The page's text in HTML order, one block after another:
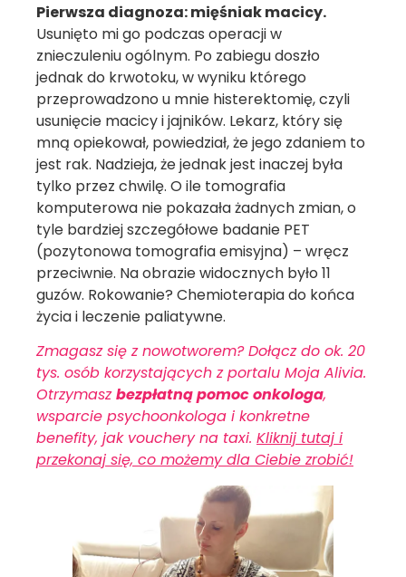
Pierwsza diagnoza: mięśniak macicy.
Usunięto mi go podczas operacji w
znieczuleniu ogólnym. Po zabiegu doszło
jednak do krwotoku, w wyniku którego
przeprowadzono u mnie histerektomię, czyli
usunięcie macicy i jajników. Lekarz, który się
mną opiekował, powiedział, że jego zdaniem to
jest rak. Nadzieja, że jednak jest inaczej była
tylko przez chwilę. O ile tomografia
komputerowa nie pokazała żadnych zmian, o
tyle bardziej szczegółowe badanie PET
(pozytonowa tomografia emisyjna) – wręcz
przeciwnie. Na obrazie widocznych było 11
guzów. Rokowanie? Chemioterapia do końca
życia i leczenie paliatywne.
Zmagasz się z nowotworem? Dołącz do ok. 20
tys. osób korzystających z portalu Moja Alivia.
Otrzymaszbezpłatną pomoc onkologa,
wsparcie psychoonkologa i konkretne
benefity, jak vouchery na taxi. Kliknij tutaj i
przekonaj się, co możemy dla Ciebie zrobić!